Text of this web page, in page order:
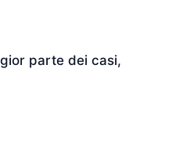
parte dei casi,